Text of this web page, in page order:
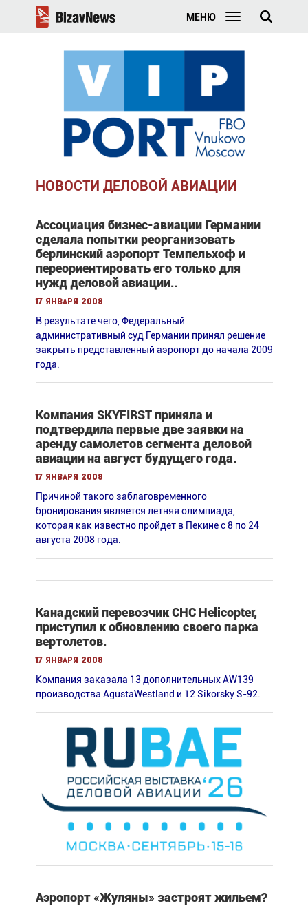
МЕНЮ
НОВОСТИ ДЕЛОВОЙ АВИАЦИИ
Ассоциация бизнес-авиации Германии
сделала попытки реорганизовать
берлинский аэропорт Темпельхоф и
переориентировать его только для
нужд деловой авиации..
17 января 2008
В результате чего, Федеральный
административный суд Германии принял решение
закрыть представленный аэропорт до начала 2009
года.
Компания SKYFIRST приняла и
подтвердила первые две заявки на
аренду самолетов сегмента деловой
авиации на август будущего года.
17 января 2008
Причиной такого заблаговременного
бронирования является летняя олимпиада,
которая как известно пройдет в Пекине с 8 по 24
августа 2008 года.
Канадский перевозчик CHC Helicopter,
приступил к обновлению своего парка
вертолетов.
17 января 2008
Компания заказала 13 дополнительных AW139
производства AgustaWestland и 12 Sikorsky S-92.
Аэропорт «Жуляны» застроят жильем?